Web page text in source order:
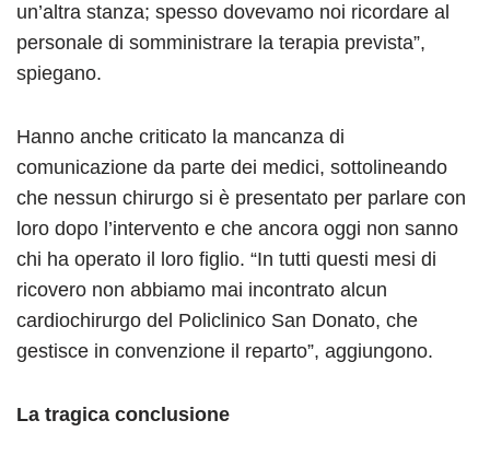
un’altra stanza; spesso dovevamo noi ricordare al
personale di somministrare la terapia prevista”,
spiegano.
Hanno anche criticato la mancanza di
comunicazione da parte dei medici, sottolineando
che nessun chirurgo si è presentato per parlare con
loro dopo l’intervento e che ancora oggi non sanno
chi ha operato il loro figlio. “In tutti questi mesi di
ricovero non abbiamo mai incontrato alcun
cardiochirurgo del Policlinico San Donato, che
gestisce in convenzione il reparto”, aggiungono.
La tragica conclusione